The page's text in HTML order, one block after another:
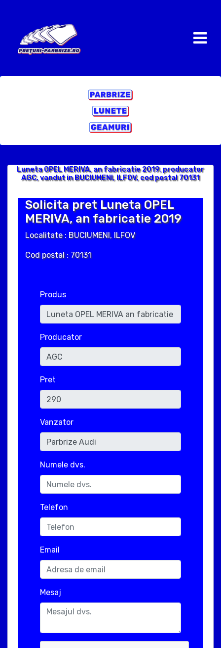
Luneta OPEL MERIVA, an fabricatie 2019, producator
AGC, vandut in BUCIUMENI, ILFOV, cod postal 70131
Solicita pret Luneta OPEL
MERIVA, an fabricatie 2019
Localitate : BUCIUMENI, ILFOV
Cod postal : 70131
Produs
Producator
Pret
Vanzator
Numele dvs.
Telefon
Email
Mesaj